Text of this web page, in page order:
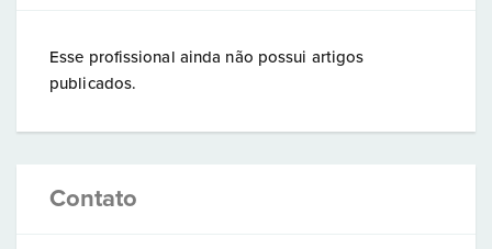
Esse profissional ainda não possui artigos
publicados.
Contato